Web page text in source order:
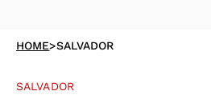
HOME>SALVADOR
SALVADOR